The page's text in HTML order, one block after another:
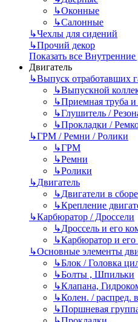
↳Оконные
↳Салонные
↳Чехлы для сидений
↳Прочий декор
Показать все Внутренние
Двигатель
↳Выпуск отработавших
↳Выпускной
↳Приемная труба и
↳Глушитель /
↳Прокладки /
↳ГРМ / Ремни / Ролики
↳ГРМ
↳Ремни
↳Ролики
↳Двигатель
↳Двигатели в сборе
↳Крепление
↳Карбюратор / Дроссели
↳Дроссель и его
↳Карбюратор и
↳Основные элементы
↳Блок / Головка
↳Болты , Шпильки
↳Клапана,
↳Колен. / распред.
↳Поршневая